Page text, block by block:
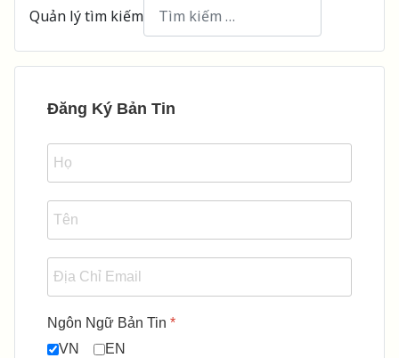
Quản lý tìm kiếm
Type 2 or more characters for results.
Đăng Ký Bản Tin
Ngôn Ngữ Bản Tin *
VN
EN